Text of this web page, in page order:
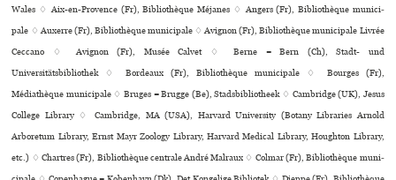
Wales ♢ Aix-en-Provence (Fr), Bibliothèque Méjanes ♢ Angers (Fr), Bibliothèque muni­ci­
pale ♢ Auxerre (Fr), Bibliothèque muni­ci­pale ♢ Avignon (Fr), Bibliothèque muni­ci­pale Livrée
Ceccano ♢ Avignon (Fr), Musée Calvet ♢ Berne = Bern (Ch), Stadt- und
Universitätsbibliothek ♢ Bordeaux (Fr), Bibliothèque muni­ci­pale ♢ Bourges (Fr),
Médiathèque muni­ci­pale ♢ Bruges = Brugge (Be), Stadsbibliotheek ♢ Cambridge (UK), Jesus
College Library ♢ Cambridge, MA (USA), Harvard University (Botany Libraries Arnold
Arboretum Library, Ernst Mayr Zoology Library, Harvard Medical Library, Houghton Library,
etc.) ♢ Chartres (Fr), Bibliothèque cen­trale André Malraux ♢ Colmar (Fr), Bibliothèque muni­